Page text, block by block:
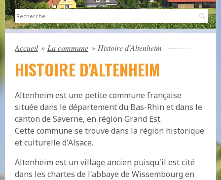
Accueil » La commune » Histoire d'Altenheim
HISTOIRE D'ALTENHEIM
Altenheim est une petite commune française
située dans le département du Bas-Rhin et dans le
canton de Saverne, en région Grand Est.
Cette commune se trouve dans la région historique
et culturelle d'Alsace.
Altenheim est un village ancien puisqu'il est cité
dans les chartes de l'abbaye de Wissembourg en